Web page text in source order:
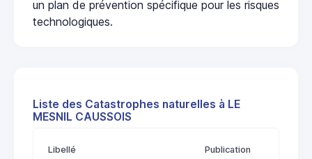
un plan de prévention spécifique pour les risques
technologiques.
Liste des Catastrophes naturelles à LE
MESNIL CAUSSOIS
Libellé Publication